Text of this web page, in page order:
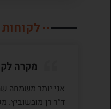
מקרה
אני יותר משמחה
ד”ר רן מובשוביץ.